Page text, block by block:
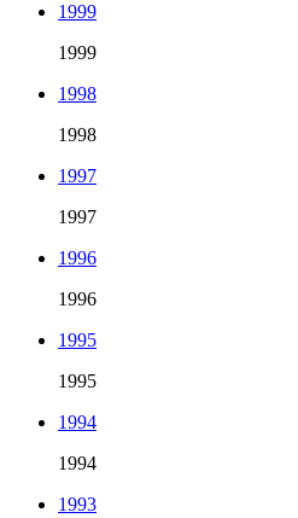
1999
1999
1998
1998
1997
1997
1996
1996
1995
1995
1994
1994
1993